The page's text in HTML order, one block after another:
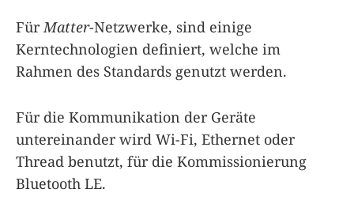
FürMatter-Netzwerke, sind einige
Kerntechnologien definiert, welche im
Rahmen des Standards genutzt werden.
Für die Kommunikation der Geräte
untereinander wird Wi-Fi, Ethernet oder
Thread benutzt, für die Kommissionierung
Bluetooth LE.